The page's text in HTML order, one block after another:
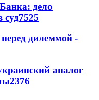
дело
суд7525
дилеммой -
аналог
2376